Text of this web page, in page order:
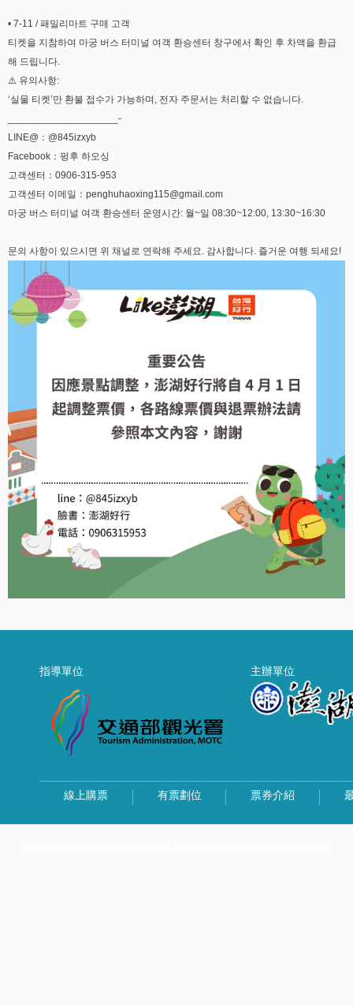
• 7-11 / 패밀리마트 구매 고객
티켓을 지참하여 마궁 버스 터미널 여객 환승센터 창구에서 확인 후 차액을 환급
해 드립니다.
⚠️ 유의사항:
‘실물 티켓’만 환불 접수가 가능하며, 전자 주문서는 처리할 수 없습니다.
____________________-
LINE@：@845izxyb
Facebook：펑후 하오싱
고객센터：0906-315-953
고객센터 이메일：penghuhaoxing115@gmail.com
마궁 버스 터미널 여객 환승센터 운영시간: 월~일 08:30~12:00, 13:30~16:30
문의 사항이 있으시면 위 채널로 연락해 주세요. 감사합니다. 즐거운 여행 되세요!
指導單位 主辦單位
線上購票 有票劃位 票券介紹